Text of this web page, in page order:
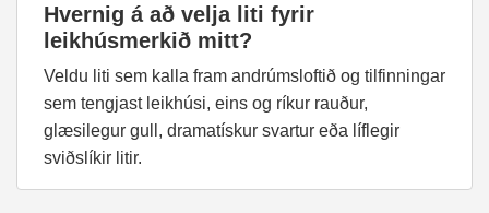
Hvernig á að velja liti fyrir
leikhúsmerkið mitt?
Veldu liti sem kalla fram andrúmsloftið og tilfinningar
sem tengjast leikhúsi, eins og ríkur rauður,
glæsilegur gull, dramatískur svartur eða líflegir
sviðslíkir litir.